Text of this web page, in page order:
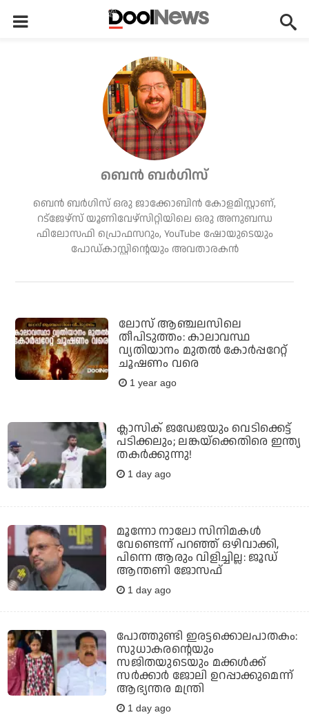
ബെൻ ബർഗിസ്
ബെൻ ബർഗിസ് ഒരു ജാക്കോബിൻ കോളമിസ്റ്റാണ്,
റട്‌ജേഴ്‌സ് യൂണിവേഴ്‌സിറ്റിയിലെ ഒരു അനുബന്ധ
ഫിലോസഫി പ്രൊഫസറും, YouTube ഷോയുടെയും
പോഡ്‌കാസ്റ്റിൻ്റെയും അവതാരകൻ
ലോസ് ആഞ്ചലസിലെ
തീപിടുത്തം: കാലാവസ്ഥ
വ്യതിയാനം മുതൽ കോർപ്പറേറ്റ്
ചൂഷണം വരെ
1 year ago
ക്ലാസിക് ജഡേജയും വെടിക്കെട്ട്
പടിക്കലും; ലങ്കയ്‌ക്കെതിരെ ഇന്ത്യ
തകര്‍ക്കുന്നു!
1 day ago
മൂന്നോ നാലോ സിനിമകൾ
വേണ്ടെന്ന് പറഞ്ഞ് ഒഴിവാക്കി,
പിന്നെ ആരും വിളിച്ചില്ല: ജൂഡ്
ആന്തണി ജോസഫ്
1 day ago
പോത്തുണ്ടി ഇരട്ടക്കൊലപാതകം:
സുധാകരന്റെയും
സജിതയുടെയും മക്കള്‍ക്ക്
സര്‍ക്കാര്‍ ജോലി ഉറപ്പാക്കുമെന്ന്
ആഭ്യന്തര മന്ത്രി
1 day ago